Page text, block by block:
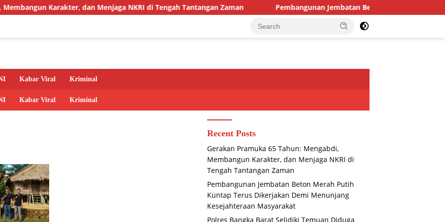
dan Menjaga NKRI di Tengah Tantangan Zaman Pembangunan Jembatan Beton Merah Putih Kuntap Terus
Kabar Viral Kriminal
Kabar Viral Kriminal
Recent Posts
Gerakan Pramuka 65 Tahun: Mengabdi,
Membangun Karakter, dan Menjaga NKRI di
Tengah Tantangan Zaman
Pembangunan Jembatan Beton Merah Putih
Kuntap Terus Dikerjakan Demi Menunjang
Kesejahteraan Masyarakat
Polres Bangka Barat Selidiki Temuan Diduga